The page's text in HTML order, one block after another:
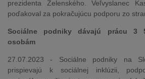
prezidenta Zelenského. Veľvyslanec
poďakoval za pokračujúcu podporu zo
Sociálne podniky dávajú prácu 3
osobám
27.07.2023 - Sociálne podniky na
prispievajú k sociálnej inklúzii,